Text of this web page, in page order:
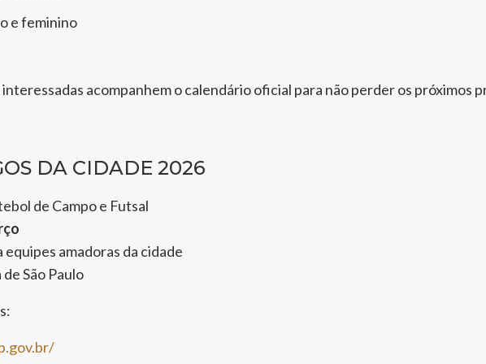
e feminino
acompanhem o calendário oficial para não perder os próximos
DA CIDADE 2026
de Campo e Futsal
amadoras da cidade
São Paulo